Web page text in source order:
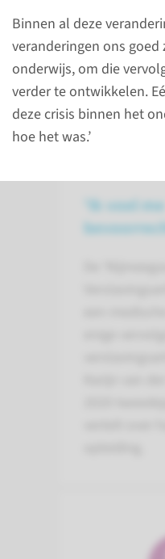
Binnen al deze
veranderingen ons
onderwijs, om die
verder te ontwikkelen.
deze crisis binnen het
hoe het was.’
samen
schrijven.
lees meer
'Ik voel me